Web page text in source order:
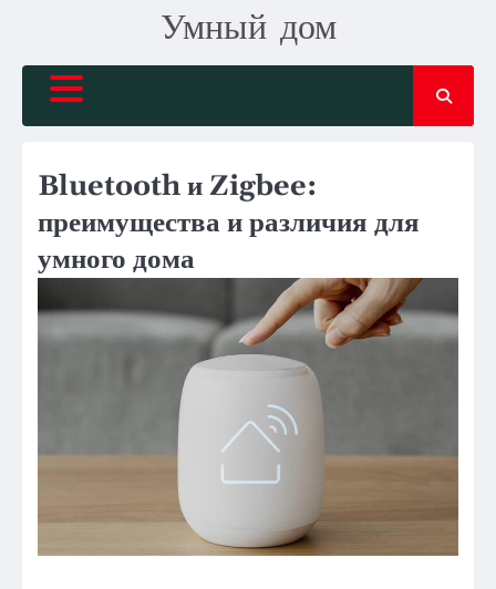
content
Умный дом
Bluetooth и Zigbee:
преимущества и различия для
умного дома